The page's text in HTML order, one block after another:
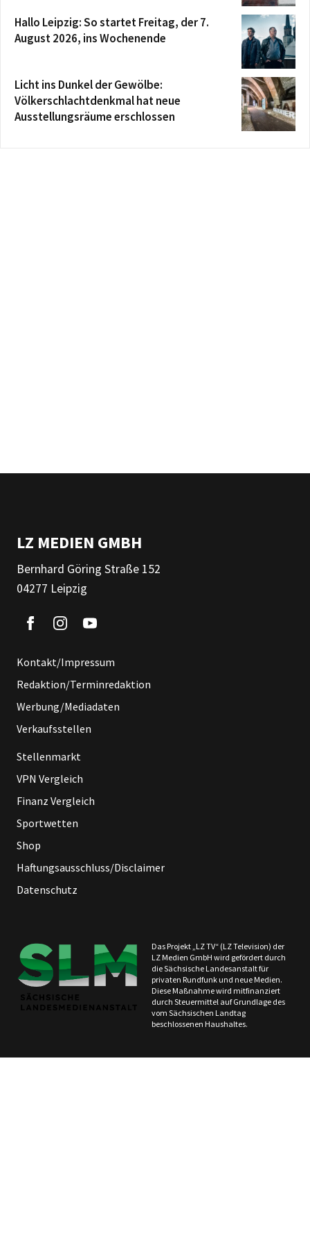
Hallo Leipzig: So startet Freitag, der 7.
August 2026, ins Wochenende
Licht ins Dunkel der Gewölbe:
Völkerschlachtdenkmal hat neue
Ausstellungsräume erschlossen
LZ MEDIEN GMBH
Bernhard Göring Straße 152
04277 Leipzig
Kontakt/Impressum
Redaktion/Terminredaktion
Werbung/Mediadaten
Verkaufsstellen
Stellenmarkt
VPN Vergleich
Finanz Vergleich
Sportwetten
Shop
Haftungsausschluss/Disclaimer
Datenschutz
Das Projekt „LZ TV“ (LZ Television) der
LZ Medien GmbH wird gefördert durch
die Sächsische Landesanstalt für
privaten Rundfunk und neue Medien.
Diese Maßnahme wird mitfinanziert
durch Steuermittel auf Grundlage des
vom Sächsischen Landtag
beschlossenen Haushaltes.